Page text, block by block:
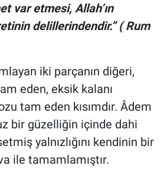
var etmesi, Allah’ın
delillerindendir.” ( Rum
iki parçanın diğeri,
eden, eksik kalanı
tam eden kısımdır. Âdem
bir güzelliğin içinde dahi
yalnızlığını kendinin bir
ile tamamlamıştır.